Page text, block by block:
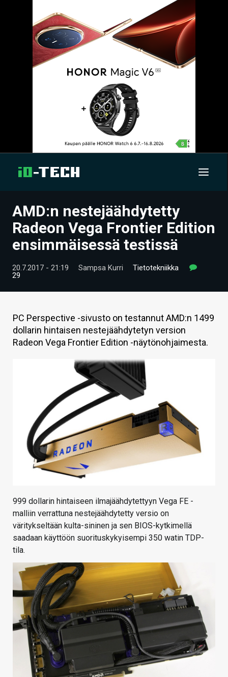
UUTISET
ARTIKKELIT
VIDEOT
HINTA.FI
KAUPPA
HAKU
AMD:n nestejäähdytetty
Radeon Vega Frontier Edition
ensimmäisessä testissä
20.7.2017 - 21:19 Sampsa Kurri
Tietotekniikka
29
PC Perspective -sivusto on testannut AMD:n 1499
dollarin hintaisen nestejäähdytetyn version
Radeon Vega Frontier Edition -näytönohjaimesta.
999 dollarin hintaiseen ilmajäähdytettyyn Vega FE -
malliin verrattuna nestejäähdytetty versio on
väritykseltään kulta-sininen ja sen BIOS-kytkimellä
saadaan käyttöön suorituskykyisempi 350 watin TDP-
tila.